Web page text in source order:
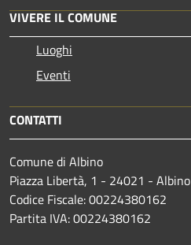
VIVERE IL COMUNE
Luoghi
Eventi
CONTATTI
Comune di Albino
Piazza Libertà, 1 - 24021 - Albino
Codice Fiscale: 00224380162
Partita IVA: 00224380162